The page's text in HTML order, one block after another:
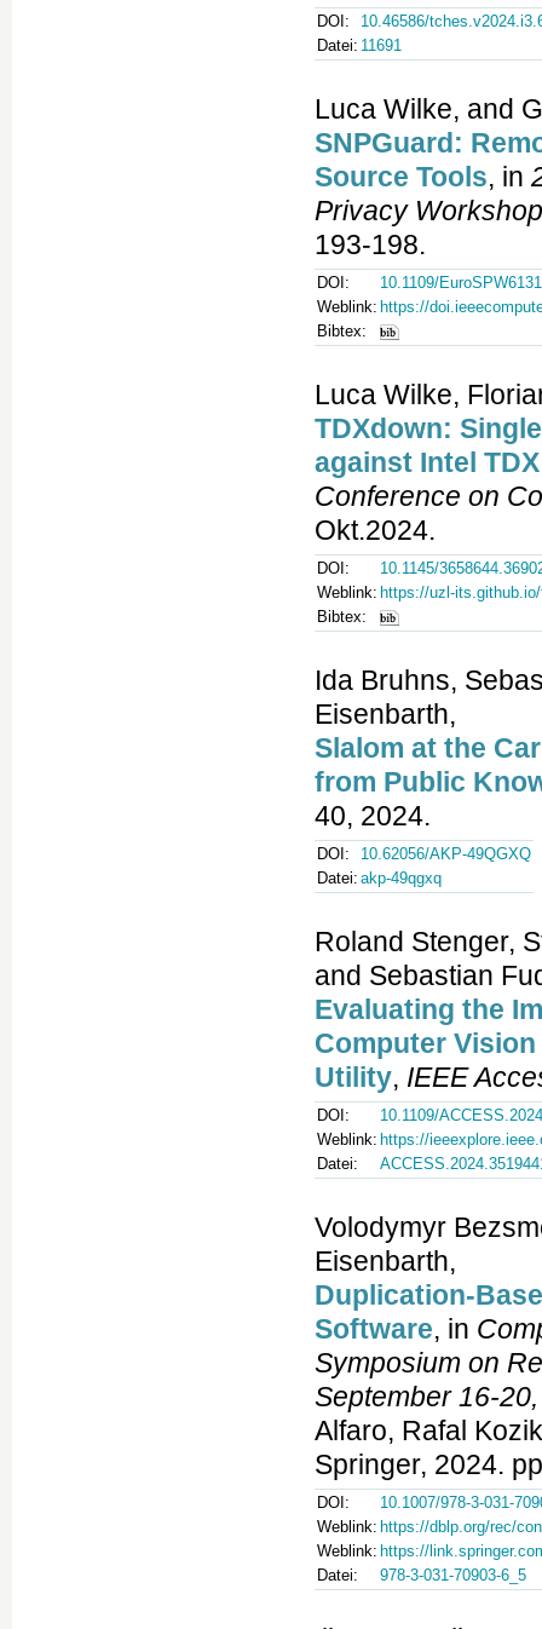
DOI:
10.46586/
Datei: 11691
Luca Wilke, and
SNPGuard:
Source Tools, in
Privacy
193-198.
DOI:
10.1109/
Weblink: https://
Bibtex:
Luca Wilke,
TDXdown:
against Intel TDX
Conference on
Okt.2024.
DOI:
10.1145/
Weblink: https://uzl-
Bibtex:
Ida Bruhns,
Eisenbarth,
Slalom at the
from Public
40, 2024.
DOI:
10.62056/AKP-49QGXQ
Datei: akp-49qgxq
Roland Stenger,
and Sebastian
Evaluating the
Computer
Utility, IEEE
DOI:
10.1109/
Weblink: https://
Datei:
Volodymyr
Eisenbarth,
Duplication-
Software, in
Symposium on
September 16-
Alfaro, Rafal
Springer, 2024.
DOI:
10.1007/978-3-031-
Weblink: https://dblp.org/rec/
Weblink: https://
Datei:
978-3-031-70903-6_5